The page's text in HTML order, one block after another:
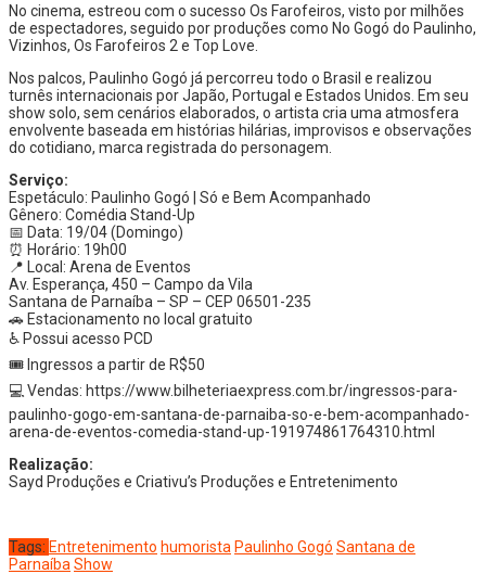
No cinema, estreou com o sucesso Os Farofeiros, visto por milhões
de espectadores, seguido por produções como No Gogó do Paulinho,
Vizinhos, Os Farofeiros 2 e Top Love.
Nos palcos, Paulinho Gogó já percorreu todo o Brasil e realizou
turnês internacionais por Japão, Portugal e Estados Unidos. Em seu
show solo, sem cenários elaborados, o artista cria uma atmosfera
envolvente baseada em histórias hilárias, improvisos e observações
do cotidiano, marca registrada do personagem.
Serviço:
Espetáculo: Paulinho Gogó | Só e Bem Acompanhado
Gênero: Comédia Stand-Up
📅 Data: 19/04 (Domingo)
⏰ Horário: 19h00
📍 Local: Arena de Eventos
Av. Esperança, 450 – Campo da Vila
Santana de Parnaíba – SP – CEP 06501-235
🚗 Estacionamento no local gratuito
♿ Possui acesso PCD
🎟️ Ingressos a partir de R$50
💻 Vendas: https://www.bilheteriaexpress.com.br/ingressos-para-
paulinho-gogo-em-santana-de-parnaiba-so-e-bem-acompanhado-
arena-de-eventos-comedia-stand-up-191974861764310.html
Realização:
Sayd Produções e Criativu’s Produções e Entretenimento
Tags: Entretenimento humorista Paulinho Gogó Santana de
Parnaíba Show